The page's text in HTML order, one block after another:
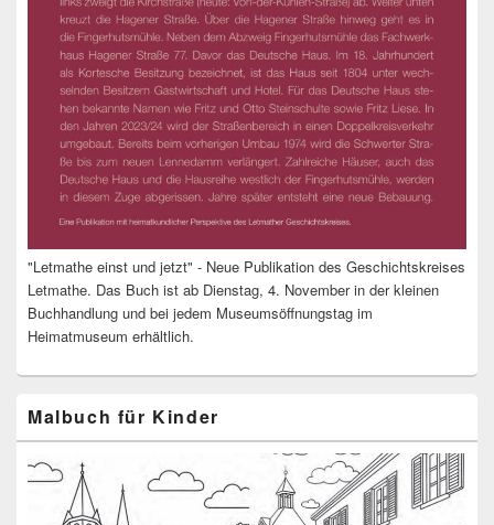
"Letmathe einst und jetzt" - Neue Publikation des Geschichtskreises
Letmathe. Das Buch ist ab Dienstag, 4. November in der kleinen
Buchhandlung und bei jedem Museumsöffnungstag im
Heimatmuseum erhältlich.
Malbuch für Kinder